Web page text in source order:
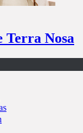
Terra Nosa